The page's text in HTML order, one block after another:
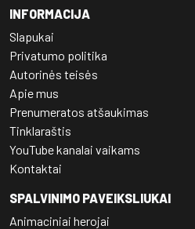
INFORMACIJA
Slapukai
Privatumo politika
Autorinės teisės
Apie mus
Prenumeratos atšaukimas
Tinklaraštis
YouTube kanalai vaikams
Kontaktai
SPALVINIMO PAVEIKSLIUKAI
Animaciniai herojai